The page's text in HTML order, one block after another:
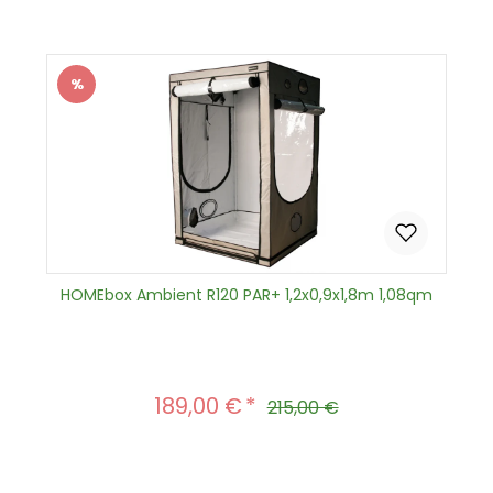
Rabatt
%
HOMEbox Ambient R120 PAR+ 1,2x0,9x1,8m 1,08qm
Verkaufspreis:
189,00 € Regulärer Preis:
215,00 €